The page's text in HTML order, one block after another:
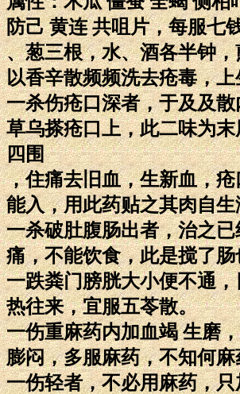
防己 黄连 共咀片，每服七
、葱三根，水、酒各半钟
以香辛散频频洗去疮毒，
一杀伤疮口深者，于及及
草乌搽疮口上，此二味为
四围
，住痛去旧血，生新血，
能入，用此药贴之其肉自生
一杀破肚腹肠出者，治之
痛，不能饮食，此是搅了
一跌粪门膀胱大小便不通，
热往来，宜服五苓散。
一伤重麻药内加血竭 生磨
膨闷，多服麻药，不知何麻
一伤轻者，不必用麻药，